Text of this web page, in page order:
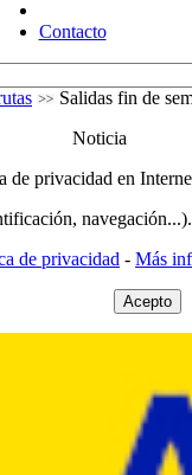
Contacto
Salidas fin de
Noticia
de privacidad en
de privacidad - Más
Acepto